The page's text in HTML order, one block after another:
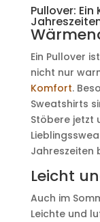
Pullover:
Ein Pullover
nicht nur
Komfort.
Sweatshirts
Stöbere jetzt
Jahreszeiten
Leicht
Auch im
Leichte und